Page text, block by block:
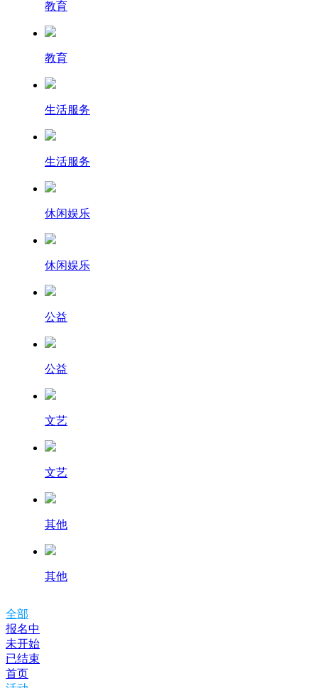
教育
教育
生活服务
生活服务
休闲娱乐
休闲娱乐
公益
公益
文艺
文艺
其他
其他
全部
报名中
未开始
已结束
首页